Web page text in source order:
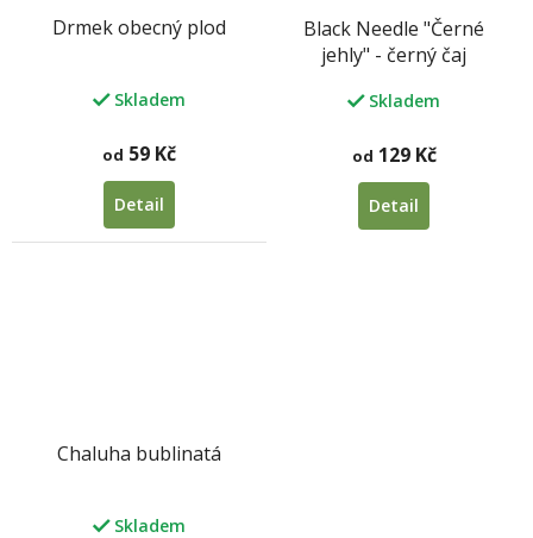
Drmek obecný plod
Skladem
od 59 Kč
Detail
Black Needle "Černé
jehly" - černý čaj
Skladem
od 129 Kč
Detail
Chaluha bublinatá
Skladem